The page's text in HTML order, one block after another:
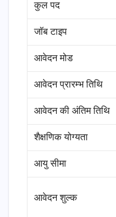
कुल पद
जॉब टाइप
आवेदन मोड
आवेदन प्रारम्भ तिथि
आवेदन की अंतिम तिथि
शैक्षणिक योग्यता
आयु सीमा
आवेदन शुल्क